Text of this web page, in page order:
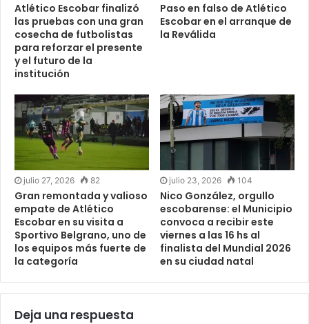
Atlético Escobar finalizó
las pruebas con una gran
cosecha de futbolistas
para reforzar el presente
y el futuro de la
institución
Paso en falso de Atlético
Escobar en el arranque de
la Reválida
julio 27, 2026 82
Gran remontada y valioso
empate de Atlético
Escobar en su visita a
Sportivo Belgrano, uno de
los equipos más fuerte de
la categoría
julio 23, 2026 104
Nico González, orgullo
escobarense: el Municipio
convoca a recibir este
viernes a las 16 hs al
finalista del Mundial 2026
en su ciudad natal
Deja una respuesta